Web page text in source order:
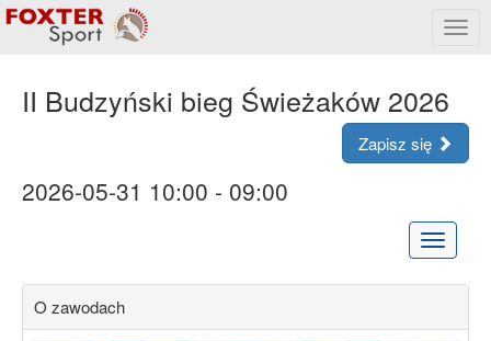
menu
II Budzyński bieg Świeżaków 2026
Zapisz się
2026-05-31 10:00 - 09:00
Rozwiń
menu
O zawodach